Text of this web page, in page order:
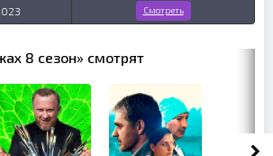
Смотреть
8 сезон» смотрят